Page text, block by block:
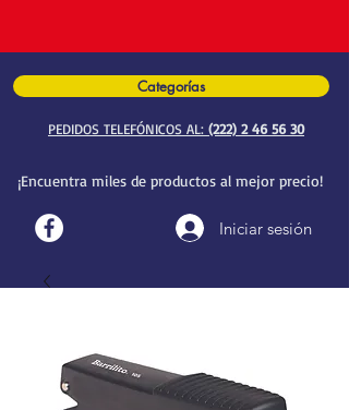
Categorías
PEDIDOS TELEFÓNICOS AL: (222) 2 46 56 30
¡Encuentra miles de productos al mejor precio!
Iniciar sesión